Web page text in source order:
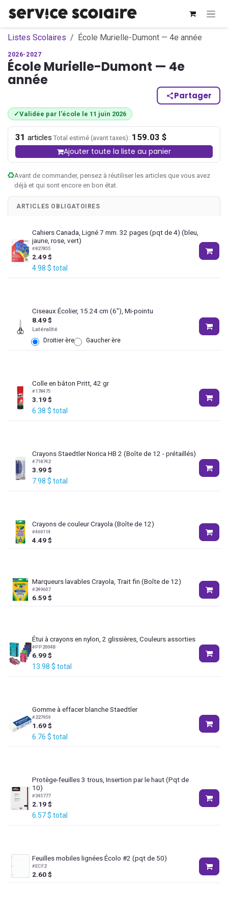
Listes Scolaires École Murielle-Dumont — 4e année
2026-2027
École Murielle-Dumont — 4e
année
Partager
✓Validée par l'école le 11 juin 2026
31 articles·Total estimé (avant taxes): 159.03 $
Ajouter toute la liste au panier
Avant de commander, pensez à réutiliser les articles que vous avez
déjà et qui sont encore en bon état.
ARTICLES OBLIGATOIRES
Cahiers Canada, Ligné 7 mm. 32 pages (pqt de 4) (bleu,
jaune, rose, vert)
#827855
2.49$
4.98 $ total
Ciseaux Écolier, 15.24 cm (6"), Mi-pointu
8.49$
Latéralité
Droitier·ère Gaucher·ère
Colle en bâton Pritt, 42 gr
#178475
3.19$
6.38 $ total
Crayons Staedtler Norica HB 2 (Boîte de 12 - prétaillés)
#718742
3.99$
7.98 $ total
Crayons de couleur Crayola (Boîte de 12)
#469114
4.49$
Marqueurs lavables Crayola, Trait fin (Boîte de 12)
#249607
6.59$
Étui à crayons en nylon, 2 glissières, Couleurs assorties
#PP2004B
6.99$
13.98 $ total
Gomme à effacer blanche Staedtler
#227959
1.69$
6.76 $ total
Protège-feuilles 3 trous, Insertion par le haut (Pqt de
10)
#345777
2.19$
6.57$ total
Feuilles mobiles lignées Écolo #2 (pqt de 50)
#ECF2
2.60$